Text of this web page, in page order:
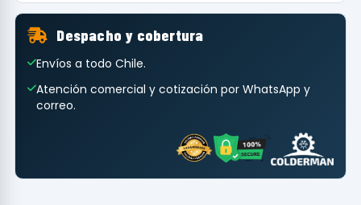
Despacho y cobertura
Envíos a todo Chile.
Atención comercial y cotización por WhatsApp y
correo.